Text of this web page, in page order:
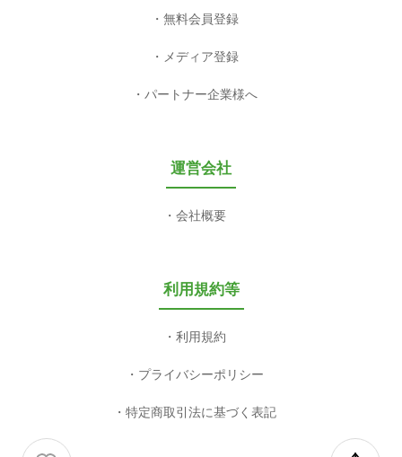
無料会員登録
メディア登録
パートナー企業様へ
運営会社
会社概要
利用規約等
利用規約
プライバシーポリシー
特定商取引法に基づく表記